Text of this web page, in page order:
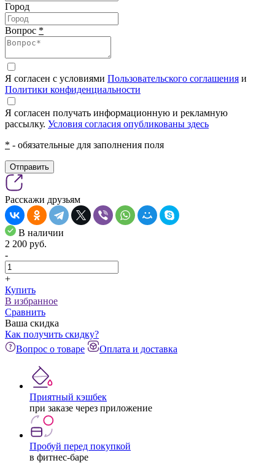
Город
Вопрос *
Я согласен с условиями Пользовательского соглашения и
Политики конфиденциальности
Я согласен получать информационную и рекламную
рассылку. Условия согласия опубликованы здесь
* - обязательные для заполнения поля
Отправить
Расскажи друзьям
В наличии
2 200 pуб.
-
+
Купить
В избранное
Сравнить
Ваша скидка
Как получить скидку?
Вопрос о товаре
Оплата и доставка
Приятный кэшбек
при заказе через приложение
Пробуй перед покупкой
в фитнес-баре